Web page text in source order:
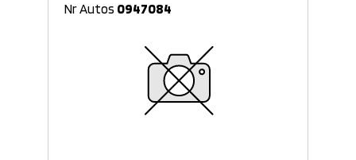
Nr Autos 0947084